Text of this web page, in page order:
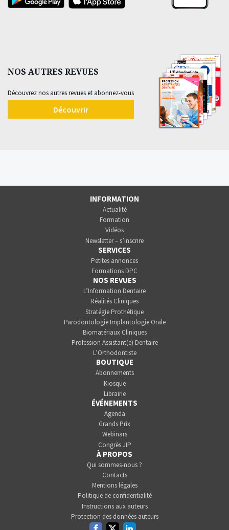
NOS AUTRES REVUES
Découvrez nos autres revues et abonnez-vous
Découvrir
INFORMATION
Actualité
Formation
Vidéos
Newsletter – s’inscrire
SERVICES
Petites annonces
Formations DPC
NOS REVUES
L’Information Dentaire
Réalités Cliniques
Stratégie Prothétique
Parodontologie Implantologie Orale
Biomatériaux Cliniques
Profession Assistant(e) Dentaire
L’Orthodontiste
BOUTIQUE
Abonnements
Kiosque
Librairie
ÉVÉNEMENTS
Agenda
Grands Prix
Webinars
Congrès JIP
À PROPOS
Qui sommes-nous ?
Contacts
Mentions légales
Politique de confidentialité
Instructions aux auteurs
Protection des données auteurs